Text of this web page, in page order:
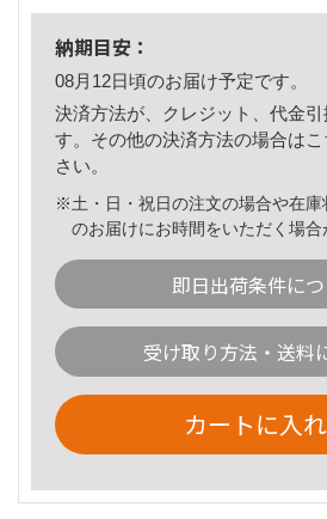
納期目安：
08月12日頃のお届け予定です。
決済方法が、クレジット、代金
す。その他の決済方法の場合は
さい。
※土・日・祝日の注文の場合や在庫
のお届けにお時間をいただく場合
即日出荷条件に
受け取り方法・送料
カートに入